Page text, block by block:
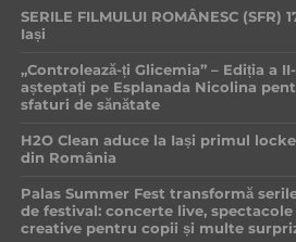
SERILE FILMULUI ROMÂNESC
Iași
„Controlează-ți Glicemia” – Ediția a
așteptați pe Esplanada Nicolina
sfaturi de sănătate
H2O Clean aduce la Iași primul
din România
Palas Summer Fest transformă
de festival: concerte live,
creative pentru copii și multe